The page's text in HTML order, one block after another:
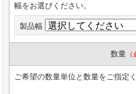
幅をお選びください。
製品幅
数量（
ご希望の数量単位と数量をご指定